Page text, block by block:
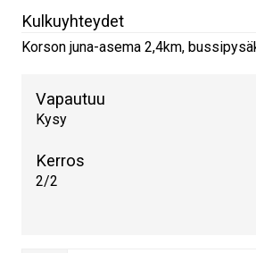
Kulkuyhteydet
Korson juna-asema 2,4km,
Vapautuu
Kysy
Kerros
2/2